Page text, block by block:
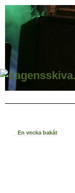
En vecka bakåt